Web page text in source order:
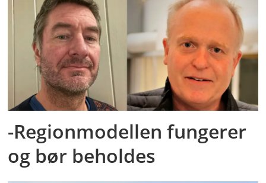
-Regionmodellen fungerer
og bør beholdes